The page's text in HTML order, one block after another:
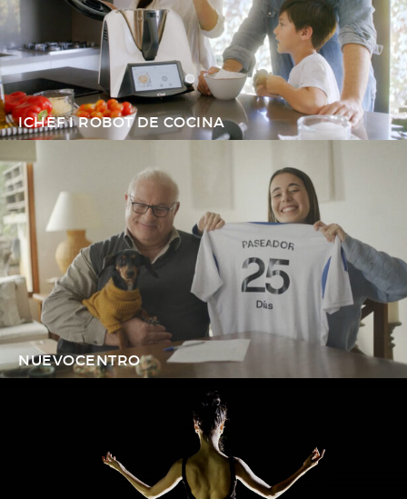
ICHEF I ROBOT DE COCINA
NUEVOCENTRO